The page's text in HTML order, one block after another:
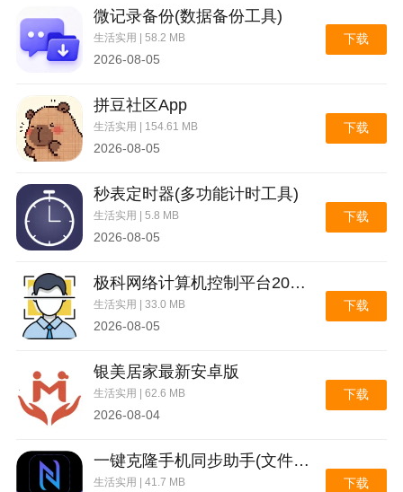
微记录备份(数据备份工具)
生活实用 | 58.2 MB
2026-08-05
下载
拼豆社区App
生活实用 | 154.61 MB
2026-08-05
下载
秒表定时器(多功能计时工具)
生活实用 | 5.8 MB
2026-08-05
下载
极科网络计算机控制平台2026官方最新版本
生活实用 | 33.0 MB
2026-08-05
下载
银美居家最新安卓版
生活实用 | 62.6 MB
2026-08-04
下载
一键克隆手机同步助手(文件极速互传)
生活实用 | 41.7 MB 下载